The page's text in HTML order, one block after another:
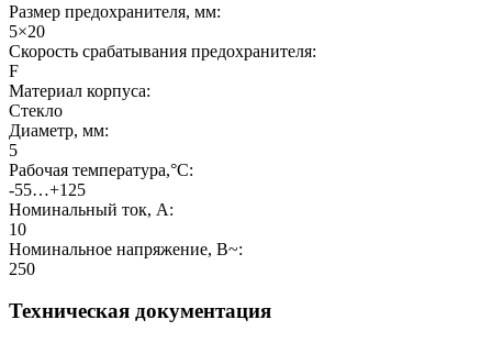
Размер предохранителя, мм:
5×20
Скорость срабатывания предохранителя:
F
Материал корпуса:
Стекло
Диаметр, мм:
5
Рабочая температура,°C:
-55…+125
Номинальный ток, А:
10
Номинальное напряжение, В~:
250
Техническая документация